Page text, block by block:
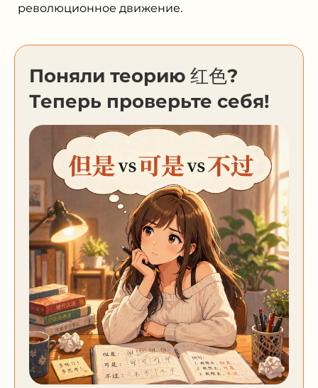
революционное движение.
Поняли теорию 红色?
Теперь проверьте себя!